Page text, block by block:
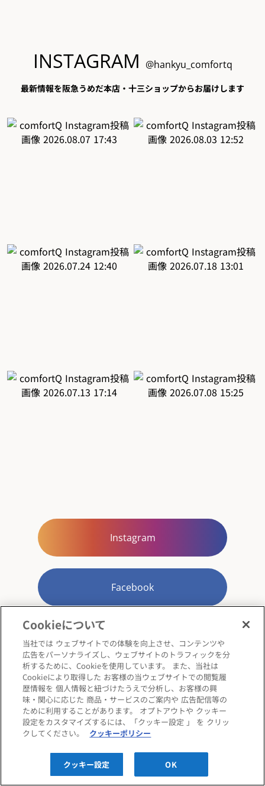
INSTAGRAM @hankyu_comfortq
最新情報を阪急うめだ本店・十三ショップからお届けします
Instagram
Facebook
NEWS コンフォートQからのお知らせ
Cookieについて
当社では ウェブサイトでの体験を向上させ、コンテンツや
広告をパーソナライズし、ウェブサイトのトラフィックを分
析するために、Cookieを使用しています。 また、当社は
Cookieにより取得した お客様の当ウェブサイトでの閲覧履
歴情報を 個人情報と紐づけたうえで分析し、お客様の興
味・関心に応じた 商品・サービスのご案内や 広告配信等の
ために利用することがあります。 オプトアウトや クッキー
設定をカスタマイズするには、「クッキー設定 」 を クリッ
クしてください。
クッキーポリシー
クッキー設定 OK